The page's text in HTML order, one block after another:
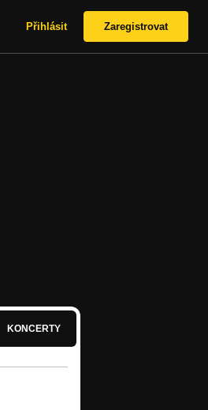
Přihlásit Zaregistrovat
KONCERTY